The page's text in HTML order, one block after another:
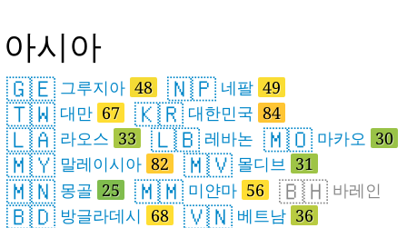
아시아
🇬🇪 그루지아 48 🇳🇵 네팔 49
🇹🇼 대만 67 🇰🇷 대한민국 84
🇱🇦 라오스 33 🇱🇧 레바논 🇲🇴 마카오 30
🇲🇾 말레이시아 82 🇲🇻 몰디브 31
🇲🇳 몽골 25 🇲🇲 미얀마 56 🇧🇭 바레인
🇧🇩 방글라데시 68 🇻🇳 베트남 36